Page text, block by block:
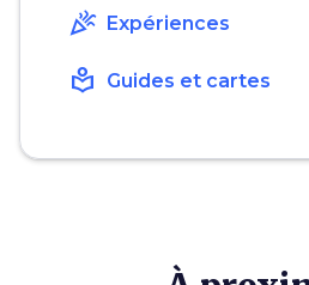
celebration Expériences
local_library Guides et cartes